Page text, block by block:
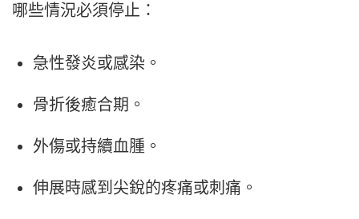
哪些情況必須停止：
急性發炎或感染。
骨折後癒合期。
外傷或持續血腫。
伸展時感到尖銳的疼痛或刺痛。